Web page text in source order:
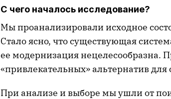
С чего началось исследование?
Мы проанализировали исходное
Стало ясно, что существующая
ее модернизация нецелесообразна.
«привлекательных» альтернатив для
При анализе и выборе мы ушли от